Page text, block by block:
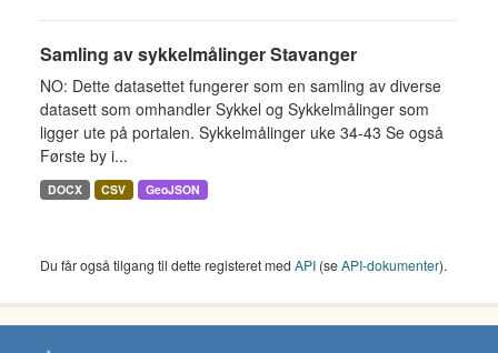
Samling av sykkelmålinger Stavanger
NO: Dette datasettet fungerer som en samling av diverse
datasett som omhandler Sykkel og Sykkelmålinger som
ligger ute på portalen. Sykkelmålinger uke 34-43 Se også
Første by i...
DOCX CSV GeoJSON
Du får også tilgang til dette registeret med API (seAPI-dokumenter).